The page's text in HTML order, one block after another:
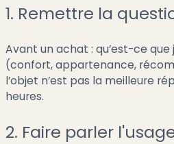
1. Remettre la
Avant un achat : qu’est-ce
(confort, appartenance,
l’objet n’est pas la meilleure
heures.
2. Faire parler